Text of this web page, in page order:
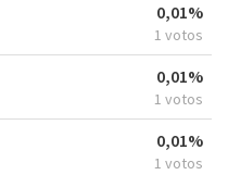
0,01%
1 votos
0,01%
1 votos
0,01%
1 votos